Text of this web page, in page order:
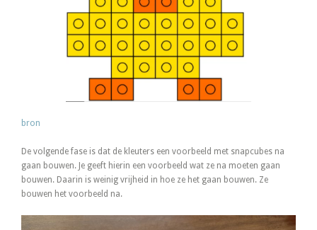
bron
De volgende fase is dat de kleuters een voorbeeld met snapcubes na
gaan bouwen. Je geeft hierin een voorbeeld wat ze na moeten gaan
bouwen. Daarin is weinig vrijheid in hoe ze het gaan bouwen. Ze
bouwen het voorbeeld na.